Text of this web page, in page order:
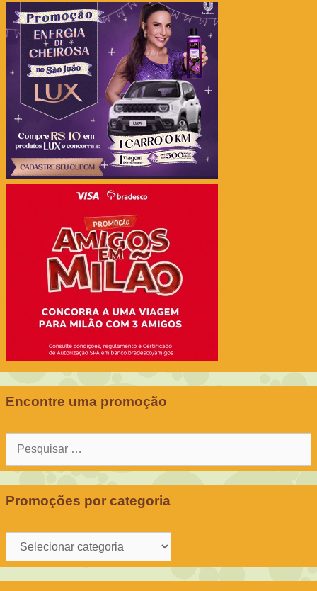
Encontre uma promoção
Pesquisar
Promoções por categoria
Promoções
por